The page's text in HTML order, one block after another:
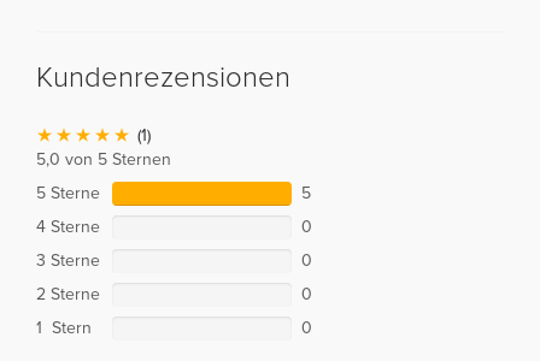
Kundenrezensionen
(1)
5,0 von 5 Sternen
5 Sterne
5
4 Sterne
0
3 Sterne
0
2 Sterne
0
1 Stern
0